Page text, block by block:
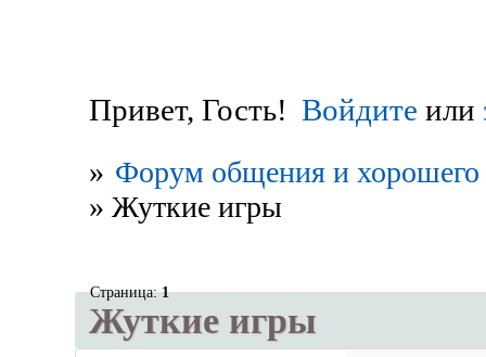
Привет, Гость! Войдите или
» Форум общения и хорошего
» Жуткие игры
Жуткие игры
Страница:1